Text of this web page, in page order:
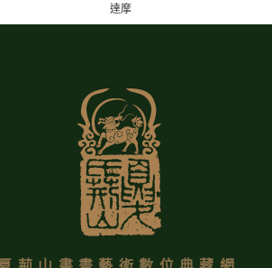
達摩